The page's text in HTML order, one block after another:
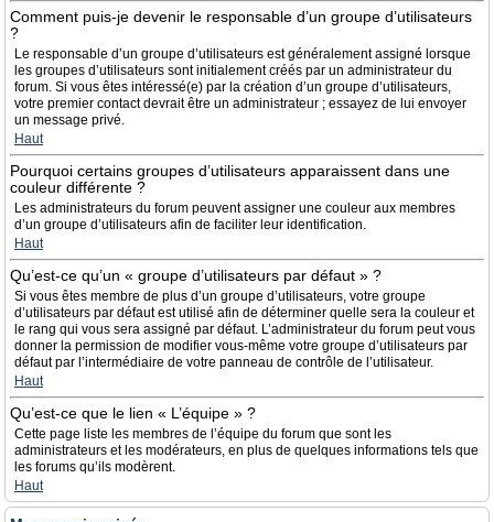
Comment puis-je devenir le responsable d’un groupe d’utilisateurs
?
Le responsable d’un groupe d’utilisateurs est généralement assigné lorsque
les groupes d’utilisateurs sont initialement créés par un administrateur du
forum. Si vous êtes intéressé(e) par la création d’un groupe d’utilisateurs,
votre premier contact devrait être un administrateur ; essayez de lui envoyer
un message privé.
Haut
Pourquoi certains groupes d’utilisateurs apparaissent dans une
couleur différente ?
Les administrateurs du forum peuvent assigner une couleur aux membres
d’un groupe d’utilisateurs afin de faciliter leur identification.
Haut
Qu’est-ce qu’un « groupe d’utilisateurs par défaut » ?
Si vous êtes membre de plus d’un groupe d’utilisateurs, votre groupe
d’utilisateurs par défaut est utilisé afin de déterminer quelle sera la couleur et
le rang qui vous sera assigné par défaut. L’administrateur du forum peut vous
donner la permission de modifier vous-même votre groupe d’utilisateurs par
défaut par l’intermédiaire de votre panneau de contrôle de l’utilisateur.
Haut
Qu’est-ce que le lien « L’équipe » ?
Cette page liste les membres de l’équipe du forum que sont les
administrateurs et les modérateurs, en plus de quelques informations tels que
les forums qu’ils modèrent.
Haut